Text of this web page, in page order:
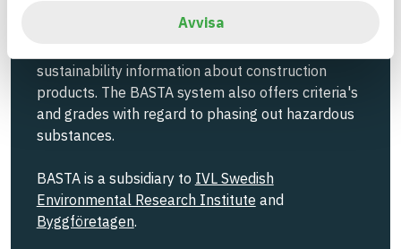
Avvisa
The BASTA system is alone on the market in
sustainability information about construction
products. The BASTA system also offers criteria's
and grades with regard to phasing out hazardous
substances.
BASTA is a subsidiary to IVL Swedish
Environmental Research Institute and
Byggföretagen.